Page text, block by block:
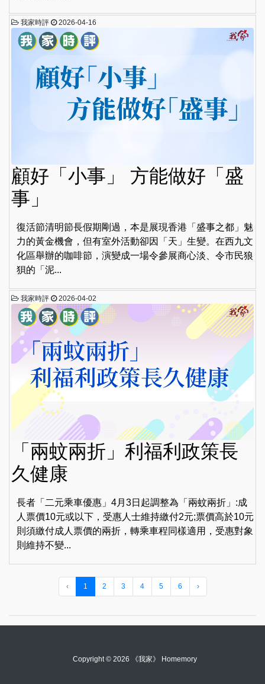
我家時評 2026-04-16
顧好「小事」 方能做好「盛
事」
復活節清明節長假期剛過，本是展現香港「盛事之都」魅
力的黃金機會，但有室外活動卻因「天」生變。在西九文
化區舉辦的咖啡節，演變成一場令參展商心淡、令市民狼
狽的「泥...
我家時評 2026-04-02
「兩蚊兩折」利福利政策長
久健康
長者「二元乘車優惠」4月3日起調整為「兩蚊兩折」:成
人票價10元或以下，受惠人士維持繳付2元;票價高於10元
則須繳付成人票價的兩折，轉乘車程同樣適用，受惠對象
則維持不變...
‹ 1 2 3 4 5 6 ›
Copyright © 2026 《我家》 Homemory